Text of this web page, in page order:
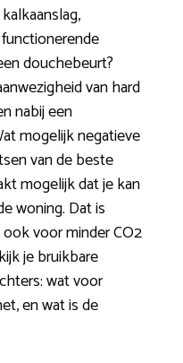
douchebeurt?
van hard
nabij een
mogelijk negatieve
van de beste
mogelijk dat je kan
woning. Dat is
voor minder CO2
je bruikbare
wat voor
en wat is de